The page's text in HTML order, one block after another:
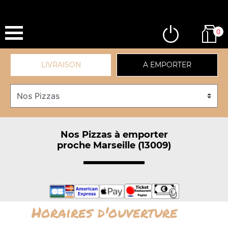
0
LIVRAISON A EMPORTER
Nos Pizzas à emporter
proche Marseille (13009)
Horaires d'ouverture